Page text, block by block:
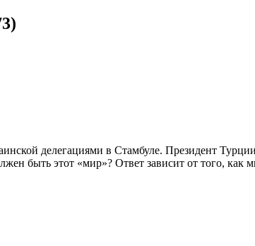
делегациями в Стамбуле. Президент
быть этот «мир»? Ответ зависит от того,